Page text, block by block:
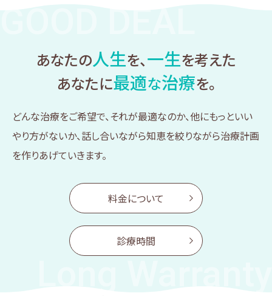
あなたの人生を、一生を考えた
あなたに最適な治療を。
どんな治療をご希望で、それが最適なのか、他にもっといい
やり方がないか、話し合いながら知恵を絞りながら治療計画
を作りあげていきます。
料金について
診療時間
GOOD DEAL
Long Warranty